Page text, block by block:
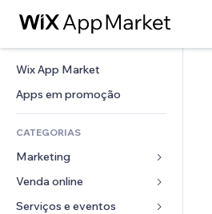
Wix App Market
Apps em promoção
CATEGORIAS
Marketing
Anúncios
Mobile
Venda online
Apps para lojas
Serviços e eventos